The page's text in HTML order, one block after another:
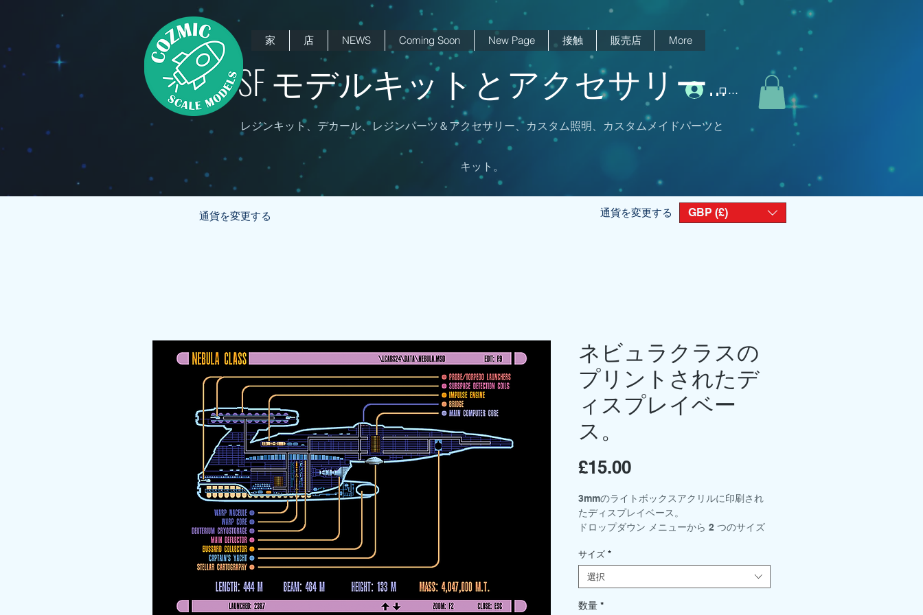
家 店 NEWS Coming Soon New Page 接触 販売店 More
ログイン
SF モデルキットとアクセサリー...
レジンキット、デカール、レジンパーツ＆アクセサリー、カスタム照明、カスタムメイドパーツと
キット。
通貨を変更する 通貨を変更する GBP (£)
ネビュラクラスの
プリントされたデ
ィスプレイベー
ス。
£15.00価
格
3mmのライトボックスアクリルに印刷され
たディスプレイベース。
ドロップダウン メニューから 2 つのサイズ
中サイズ - 300mm x 210mm
小 - 210mm x 150mm
ベースキットおよびサポートロッドホルダー
は別売りです。
サイズ *
選択
数量 *